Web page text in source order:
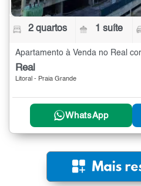
2 quartos 1 suíte
Apartamento à Venda no Real
Real
Litoral - Praia Grande
WhatsApp